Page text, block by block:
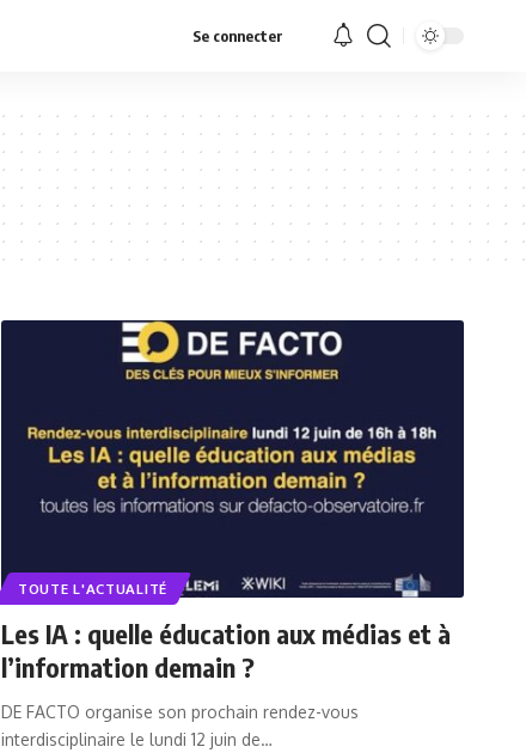
Se connecter
TOUTE L'ACTUALITÉ
Les IA : quelle éducation aux médias et à
l’information demain ?
DE FACTO organise son prochain rendez-vous
interdisciplinaire le lundi 12 juin de…